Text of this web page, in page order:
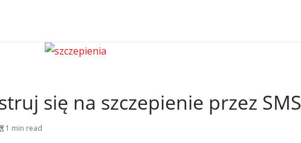
się na szczepienie przez SMS
1 min read